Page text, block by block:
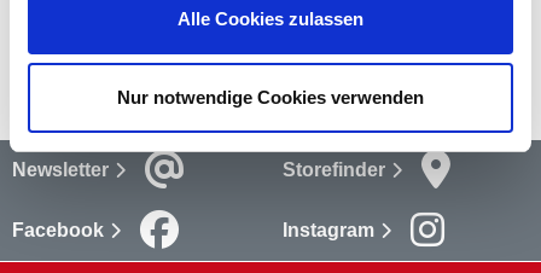
Alle Cookies zulassen
Nur notwendige Cookies verwenden
Newsletter Storefinder
Facebook Instagram